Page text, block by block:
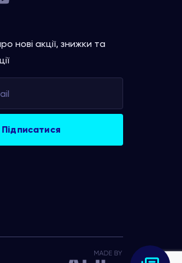
нові акції, знижки та